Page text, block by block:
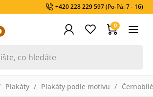
+420 228 229 597(Po-Pá: 7 - 16)
0
Plakáty Plakáty podle motivu Černobílé